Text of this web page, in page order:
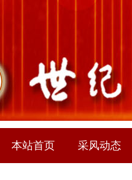
本站首页 采风动态